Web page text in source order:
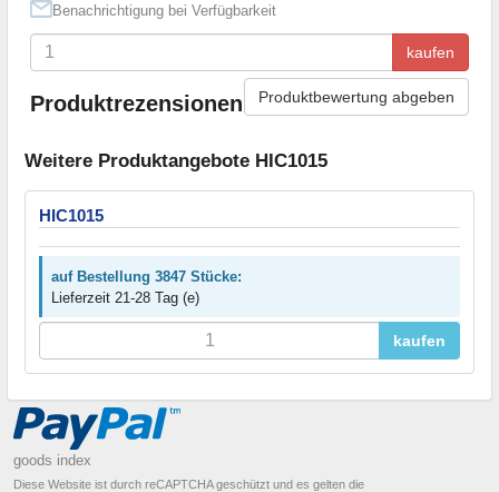
Benachrichtigung bei Verfügbarkeit
kaufen
Produktrezensionen Produktbewertung abgeben
Weitere Produktangebote HIC1015
HIC1015
auf Bestellung 3847 Stücke:
Lieferzeit 21-28 Tag (e)
kaufen
goods index
Diese Website ist durch reCAPTCHA geschützt und es gelten die